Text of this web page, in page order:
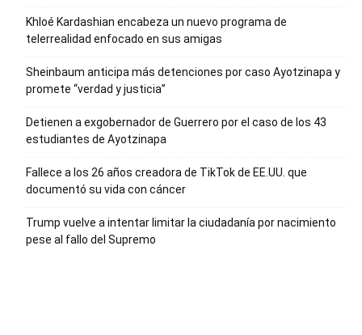
Khloé Kardashian encabeza un nuevo programa de
telerrealidad enfocado en sus amigas
Sheinbaum anticipa más detenciones por caso Ayotzinapa y
promete “verdad y justicia”
Detienen a exgobernador de Guerrero por el caso de los 43
estudiantes de Ayotzinapa
Fallece a los 26 años creadora de TikTok de EE.UU. que
documentó su vida con cáncer
Trump vuelve a intentar limitar la ciudadanía por nacimiento
pese al fallo del Supremo